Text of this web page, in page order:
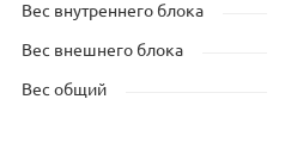
Вес внутреннего блока
Вес внешнего блока
Вес общий